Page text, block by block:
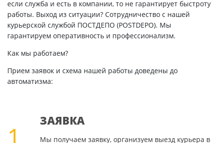
если служба и есть в компании, то не гарантирует быстроту
работы. Выход из ситуации? Сотрудничество с нашей
курьерской службой ПОСТДЕПО (POSTDEPO). Мы
гарантируем оперативность и профессионализм.
Как мы работаем?
Прием заявок и схема нашей работы доведены до
автоматизма:
1
ЗАЯВКА
Мы получаем заявку, организуем выезд курьера в